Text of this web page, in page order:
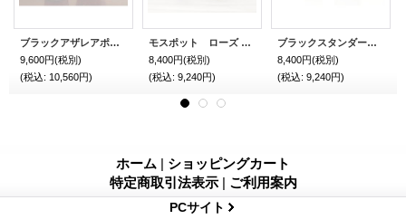
ブラックアザレアポット 15cm 12set
9,600円(税別)
(税込: 10,560円)
モスポット ローズ 13cm 12set
8,400円(税別)
(税込: 9,240円)
ブラックスタンダードポット 15cm 12set
8,400円(税別)
(税込: 9,240円)
ホーム | ショッピングカート
特定商取引法表示 | ご利用案内
PCサイト